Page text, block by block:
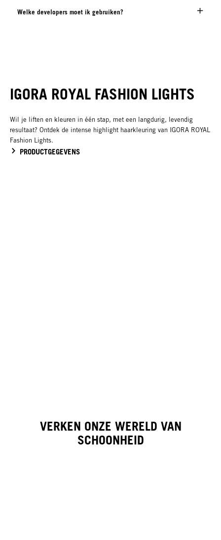
Welke developers moet ik gebruiken?
IGORA ROYAL FASHION LIGHTS
Wil je liften en kleuren in één stap, met een langdurig, levendig
resultaat? Ontdek de intense highlight haarkleuring van IGORA ROYAL
Fashion Lights.
PRODUCTGEGEVENS
VERKEN ONZE WERELD VAN
SCHOONHEID